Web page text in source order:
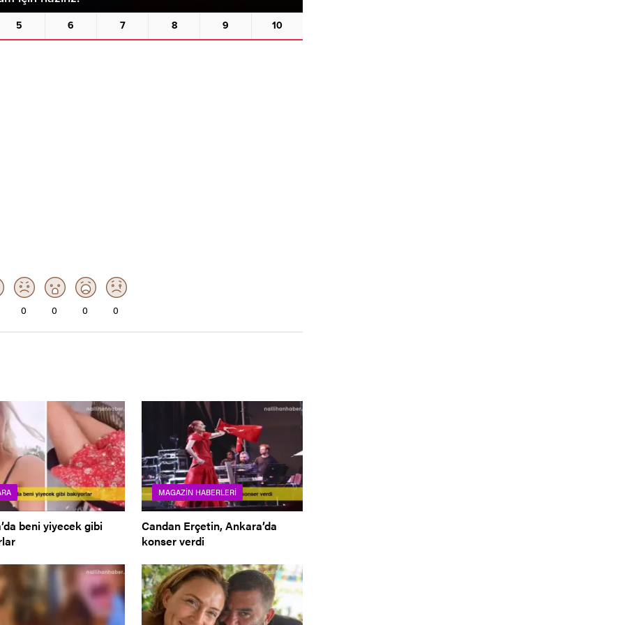
0 0 0 0
beni yiyecek gibi
MAGAZIN HABERLERI
Candan Erçetin, Ankara’da
konser verdi